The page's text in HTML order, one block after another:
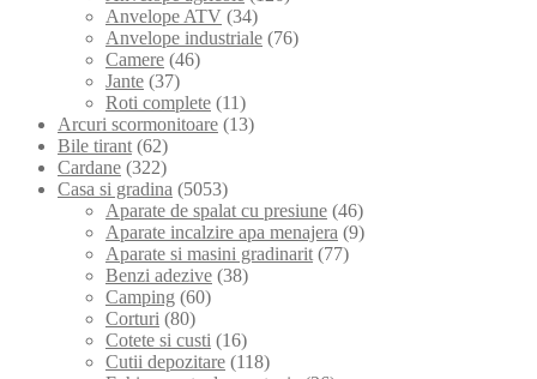
Anvelope ATV (34)
Anvelope industriale (76)
Camere (46)
Jante (37)
Roti complete (11)
Arcuri scormonitoare (13)
Bile tirant (62)
Cardane (322)
Casa si gradina (5053)
Aparate de spalat cu presiune (46)
Aparate incalzire apa menajera (9)
Aparate si masini gradinarit (77)
Benzi adezive (38)
Camping (60)
Corturi (80)
Cotete si custi (16)
Cutii depozitare (118)